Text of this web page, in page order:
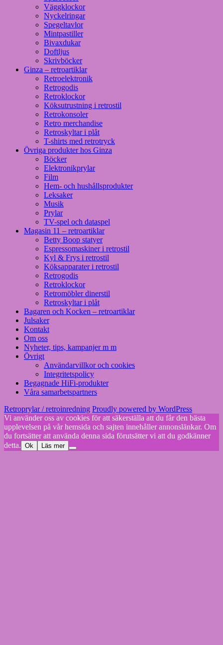
Väggklockor
Nyckelringar
Spegeltavlor
Mintpastiller
Bivaxdukar
Doftljus
Skrivböcker
Ginza – retroartiklar
Retroelektronik
Retrogodis
Retroklockor
Köksutrustning i retrostil
Retrokonsoler
Retro merchandise
Retroskyltar i plåt
T-shirts med retrotryck
Övriga produkter hos Ginza
Böcker
Elektronikprylar
Film
Hem- och hushållsprodukter
Leksaker
Musik
Prylar
TV-spel och dataspel
Magasin 11 – retroartiklar
Betty Boop statyer
Espressomaskiner i retrostil
Kyl & Frys i retrostil
Köksapparater i retrostil
Retrogodis
Retroklockor
Retromöbler dinerstil
Retroskyltar i plåt
Bagaren och Kocken – retroartiklar
Julsaker
Kontakt
Om oss
Nyheter, tips, kampanjer m m
Övrigt
Användarvillkor och cookies
Integritetspolicy
Begagnade HiFi-produkter
Våra samarbetspartners
Retroprylar / retroinredning Proudly powered by WordPress
Vi använder oss av cookies för att säkerställa att du får den bästa
upplevelsen på vår hemsida och sajten innehåller annonslänkar. Om
du fortsätter att använda denna sida förutsätter vi att du godkänner
detta. Ok Läs mer